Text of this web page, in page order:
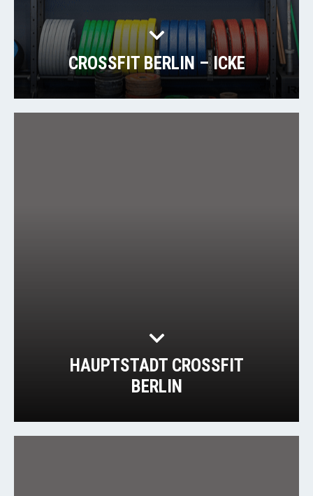
CROSSFIT BERLIN – ICKE
HAUPTSTADT CROSSFIT
BERLIN